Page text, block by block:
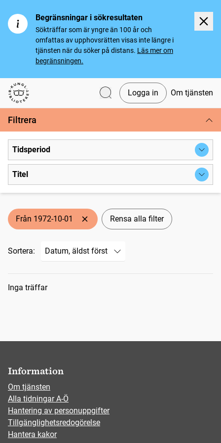
Begränsningar i sökresultaten
Sökträffar som är yngre än 100 år och
omfattas av upphovsrätten visas inte längre i
tjänsten när du söker på distans. Läs mer om
begränsningen.
Svenska tidningar
Logga in Om tjänsten
Filtrera
Tidsperiod
Titel
Från 1972-10-01 Rensa alla filter
Sortera:
Sökresultat
Inga träffar
Information
Om tjänsten
Alla tidningar A-Ö
Hantering av personuppgifter
Tillgänglighetsredogörelse
Hantera kakor